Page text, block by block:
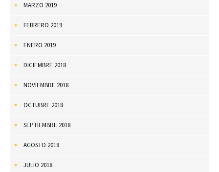
MARZO 2019
FEBRERO 2019
ENERO 2019
DICIEMBRE 2018
NOVIEMBRE 2018
OCTUBRE 2018
SEPTIEMBRE 2018
AGOSTO 2018
JULIO 2018